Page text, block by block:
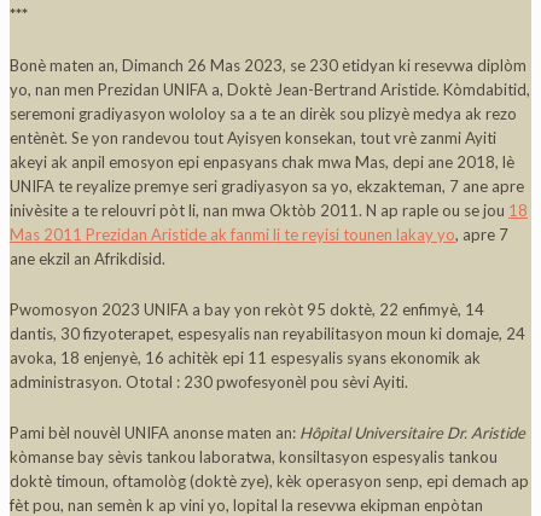
***
Bonè maten an, Dimanch 26 Mas 2023, se 230 etidyan ki resevwa diplòm
yo, nan men Prezidan UNIFA a, Doktè Jean-Bertrand Aristide. Kòmdabitid,
seremoni gradiyasyon wololoy sa a te an dirèk sou plizyè medya ak rezo
entènèt. Se yon randevou tout Ayisyen konsekan, tout vrè zanmi Ayiti
akeyi ak anpil emosyon epi enpasyans chak mwa Mas, depi ane 2018, lè
UNIFA te reyalize premye seri gradiyasyon sa yo, ekzakteman, 7 ane apre
inivèsite a te relouvri pòt li, nan mwa Oktòb 2011. N ap raple ou se jou 18
Mas 2011 Prezidan Aristide ak fanmi li te reyisi tounen lakay yo, apre 7
ane ekzil an Afrikdisid.
Pwomosyon 2023 UNIFA a bay yon rekòt 95 doktè, 22 enfimyè, 14
dantis, 30 fizyoterapet, espesyalis nan reyabilitasyon moun ki domaje, 24
avoka, 18 enjenyè, 16 achitèk epi 11 espesyalis syans ekonomik ak
administrasyon. Ototal : 230 pwofesyonèl pou sèvi Ayiti.
Pami bèl nouvèl UNIFA anonse maten an: Hôpital Universitaire Dr. Aristide
kòmanse bay sèvis tankou laboratwa, konsiltasyon espesyalis tankou
doktè timoun, oftamològ (doktè zye), kèk operasyon senp, epi demach ap
fèt pou, nan semèn k ap vini yo, lopital la resevwa ekipman enpòtan